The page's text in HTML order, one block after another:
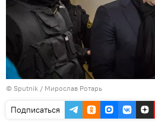
© Sputnik / Мирослав Ротарь
Подписаться